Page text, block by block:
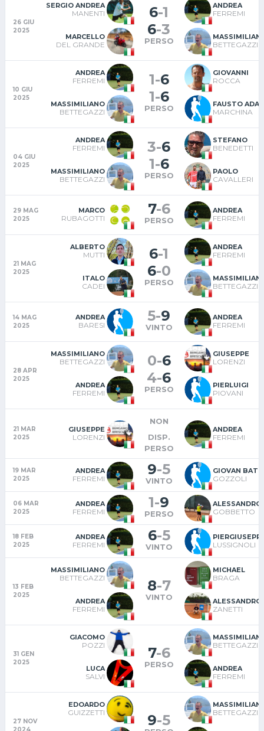
26 GIU
2025
SERGIO ANDREA
MANENTI
MARCELLO
DEL GRANDE
6-1
6-3
PERSO
ANDREA
FERREMI
BETTEGAZZI
10 GIU
2025
ANDREA
FERREMI
MASSIMILIANO
BETTEGAZZI
1-6
1-6
PERSO
GIOVANNI
ROCCA
FAUSTO
MARCHINA
04 GIU
2025
ANDREA
FERREMI
MASSIMILIANO
BETTEGAZZI
3-6
1-6
PERSO
STEFANO
BENEDETTI
PAOLO
CAVALLERI
29 MAG
2025
MARCO
RUBAGOTTI
7-6
PERSO
ANDREA
FERREMI
21 MAG
2025
ALBERTO
MUTTI
ITALO
CADEI
6-1
6-0
PERSO
ANDREA
FERREMI
BETTEGAZZI
14 MAG
2025
ANDREA
BARESI
5-9
VINTO
ANDREA
FERREMI
28 APR
2025
MASSIMILIANO
BETTEGAZZI
ANDREA
FERREMI
0-6
4-6
PERSO
GIUSEPPE
LORENZI
PIERLUIGI
PIOVANI
21 MAR
2025
GIUSEPPE
LORENZI
NON
DISP.
PERSO
ANDREA
FERREMI
19 MAR
2025
ANDREA
FERREMI
9-5
VINTO
GIOVAN
GOZZOLI
06 MAR
2025
ANDREA
FERREMI
1-9
PERSO
ALESSANDRO
GOBBETTO
18 FEB
2025
ANDREA
FERREMI
6-5
VINTO LUSSIGNOLI
13 FEB
2025
MASSIMILIANO
BETTEGAZZI
ANDREA
FERREMI
8-7
VINTO
MICHAEL
BRAGA
ALESSANDRO
ZANETTI
31 GEN
2025
GIACOMO
POZZI
LUCA
SALVI
7-6
PERSO
BETTEGAZZI
ANDREA
FERREMI
27 NOV
EDOARDO
GUIZZETTI 9-5 BETTEGAZZI